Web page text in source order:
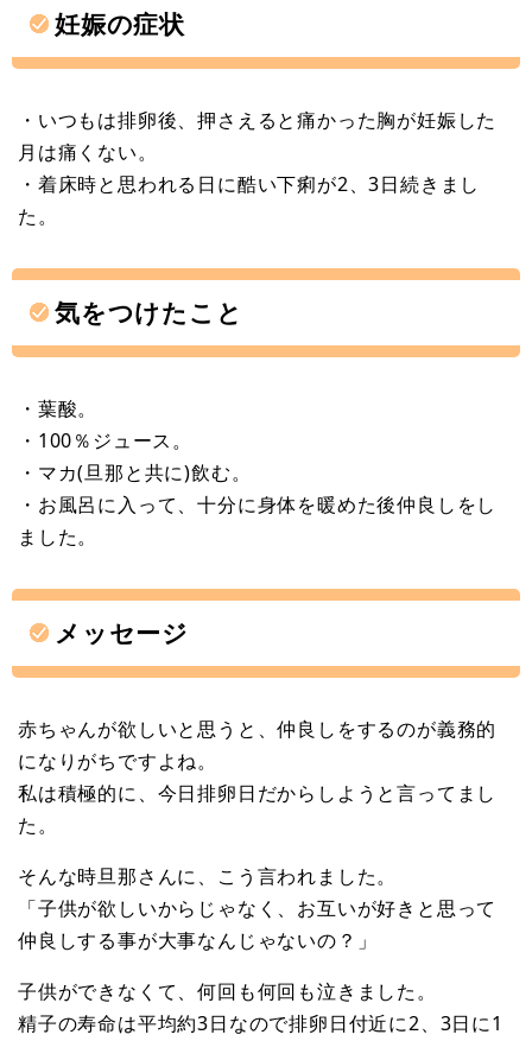
妊娠の症状
・いつもは排卵後、押さえると痛かった胸が妊娠した
月は痛くない。
・着床時と思われる日に酷い下痢が2、3日続きまし
た。
気をつけたこと
・葉酸。
・100％ジュース。
・マカ(旦那と共に)飲む。
・お風呂に入って、十分に身体を暖めた後仲良しをし
ました。
メッセージ
赤ちゃんが欲しいと思うと、仲良しをするのが義務的
になりがちですよね。
私は積極的に、今日排卵日だからしようと言ってまし
た。
そんな時旦那さんに、こう言われました。
「子供が欲しいからじゃなく、お互いが好きと思って
仲良しする事が大事なんじゃないの？」
子供ができなくて、何回も何回も泣きました。
精子の寿命は平均約3日なので排卵日付近に2、3日に1